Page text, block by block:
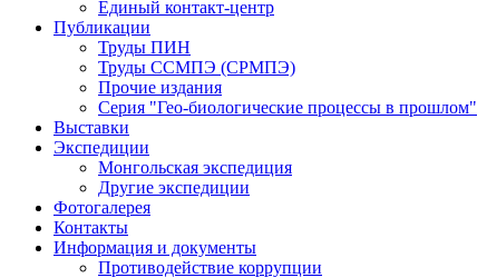
Единый контакт-центр
Публикации
Труды ПИН
Труды ССМПЭ (СРМПЭ)
Прочие издания
Серия "Гео-биологические процессы в прошлом"
Выставки
Экспедиции
Монгольская экспедиция
Другие экспедиции
Фотогалерея
Контакты
Информация и документы
Противодействие коррупции